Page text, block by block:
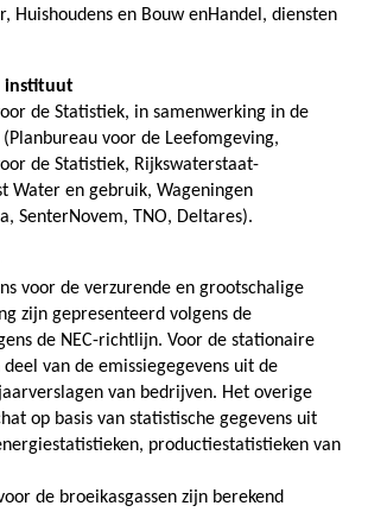
Huishoudens en Bouw enHandel, diensten
instituut
de Statistiek, in samenwerking in de
voor de Leefomgeving,
de Statistiek, Rijkswaterstaat-
Water en gebruik, Wageningen
SenterNovem, TNO, Deltares).
voor de verzurende en grootschalige
zijn gepresenteerd volgens de
de NEC-richtlijn. Voor de stationaire
van de emissiegegevens uit de
van bedrijven. Het overige
op basis van statistische gegevens uit
productiestatistieken van
de broeikasgassen zijn berekend